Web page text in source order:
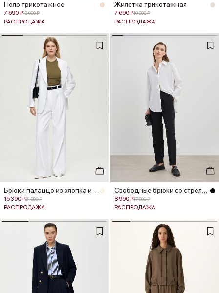
Поло трикотажное
7 690 ₽10 990 ₽
РАСПРОДАЖА
Жилетка трикотажная
7 690 ₽10 990 ₽
РАСПРОДАЖА
15 390 ₽21 990 ₽
РАСПРОДАЖА
8 990 ₽17 990 ₽
РАСПРОДАЖА